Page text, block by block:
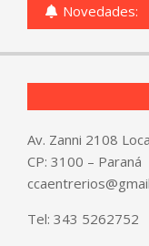
Novedades:
o comercios de
Av. Zanni 2108
CP: 3100 – Paraná
Tel: 343 5262752